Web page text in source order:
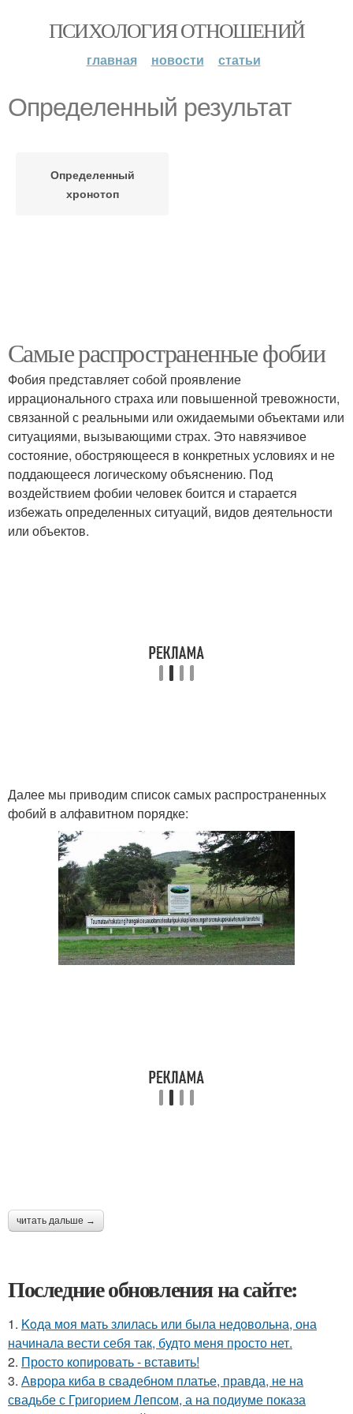
ПСИХОЛОГИЯ ОТНОШЕНИЙ
главная новости статьи
Определенный результат
Определенный
хронотоп
Самые распространенные фобии
Фобия представляет собой проявление
иррационального страха или повышенной тревожности,
связанной с реальными или ожидаемыми объектами или
ситуациями, вызывающими страх. Это навязчивое
состояние, обостряющееся в конкретных условиях и не
поддающееся логическому объяснению. Под
воздействием фобии человек боится и старается
избежать определенных ситуаций, видов деятельности
или объектов.
Далее мы приводим список самых распространенных
фобий в алфавитном порядке:
читать дальше →
Последние обновления на сайте:
1. Koда моя мать злилась или была недовольна, она
начинала вести себя так, будто меня просто нет.
2. Просто копировать - вставить!
3. Аврора киба в свадебном платье, правда, не на
свадьбе с Григорием Лепсом, а на подиуме показа